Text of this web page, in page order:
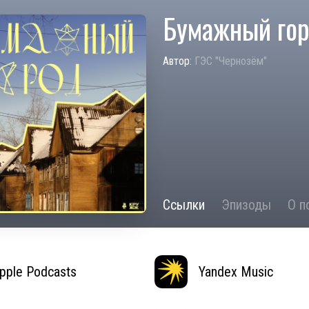
Бумажный
Автор: ГЭС "Чернозём"
Ссылки Эпизоды О
Podcasts Yandex Music